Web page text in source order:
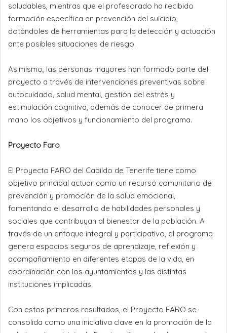
saludables, mientras que el profesorado ha recibido
formación específica en prevención del suicidio,
dotándoles de herramientas para la detección y actuación
ante posibles situaciones de riesgo.
Asimismo, las personas mayores han formado parte del
proyecto a través de intervenciones preventivas sobre
autocuidado, salud mental, gestión del estrés y
estimulación cognitiva, además de conocer de primera
mano los objetivos y funcionamiento del programa.
Proyecto Faro
El Proyecto FARO del Cabildo de Tenerife tiene como
objetivo principal actuar como un recurso comunitario de
prevención y promoción de la salud emocional,
fomentando el desarrollo de habilidades personales y
sociales que contribuyan al bienestar de la población. A
través de un enfoque integral y participativo, el programa
genera espacios seguros de aprendizaje, reflexión y
acompañamiento en diferentes etapas de la vida, en
coordinación con los ayuntamientos y las distintas
instituciones implicadas.
Con estos primeros resultados, el Proyecto FARO se
consolida como una iniciativa clave en la promoción de la